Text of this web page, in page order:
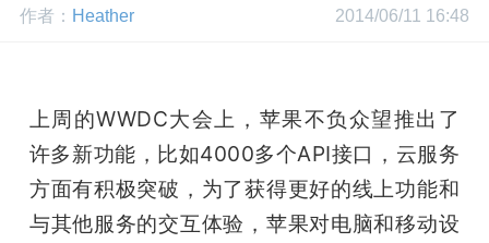
网
公
作者： Heather 2014/06/11 16:48
上周的WWDC大会上，苹果不负众望推出了
许多新功能，比如4000多个API接口，云服务
方面有积极突破，为了获得更好的线上功能和
与其他服务的交互体验，苹果对电脑和移动设